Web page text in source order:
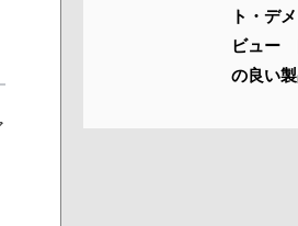
ト・デ
ビュー
の良い製